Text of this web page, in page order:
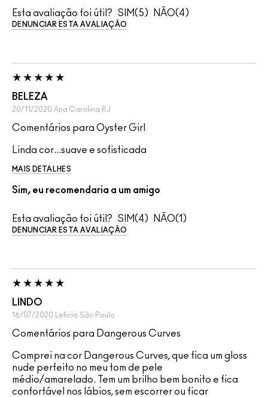
Esta avaliação foi útil? 5 4
DENUNCIAR ESTA AVALIAÇÃO
BELEZA
20/11/2020 Ana Carolina RJ
Comentários para Oyster Girl
Linda cor...suave e sofisticada
MAIS DETALHES
Sim, eu recomendaria a um amigo
Esta avaliação foi útil? 4 1
DENUNCIAR ESTA AVALIAÇÃO
LINDO
16/07/2020 Leticia São Paulo
Comentários para Dangerous Curves
Comprei na cor Dangerous Curves, que fica um gloss
nude perfeito no meu tom de pele
médio/amarelado. Tem um brilho bem bonito e fica
confortável nos lábios, sem escorrer ou ficar